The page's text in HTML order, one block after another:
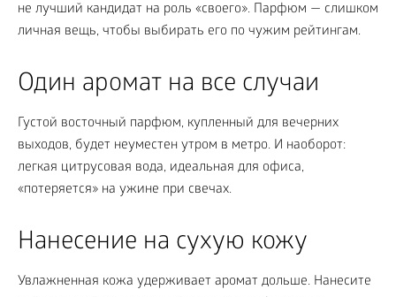
не лучший кандидат на роль «своего». Парфюм — слишком
личная вещь, чтобы выбирать его по чужим рейтингам.
Один аромат на все случаи
Густой восточный парфюм, купленный для вечерних
выходов, будет неуместен утром в метро. И наоборот:
легкая цитрусовая вода, идеальная для офиса,
«потеряется» на ужине при свечах.
Нанесение на сухую кожу
Увлажненная кожа удерживает аромат дольше. Нанесите